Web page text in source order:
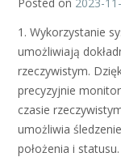
1. Wykorzystanie
umożliwiają
rzeczywistym.
precyzyjnie
czasie
umożliwia
położenia i